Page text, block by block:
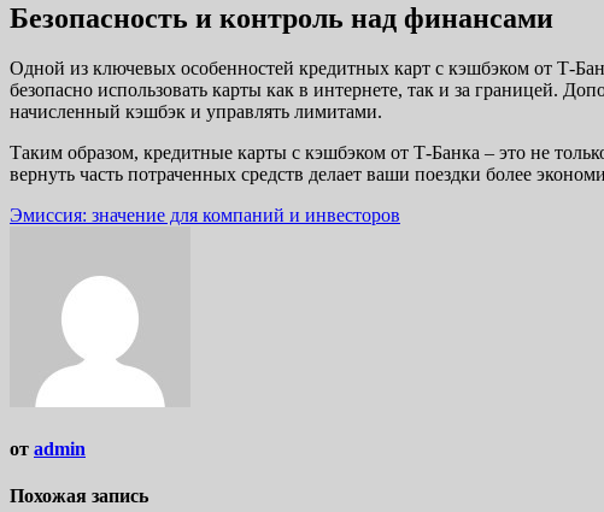
Безопасность и контроль над финансами
Одной из ключевых особенностей кредитных карт с кэшбэком от Т-
безопасно использовать карты как в интернете, так и за границей.
начисленный кэшбэк и управлять лимитами.
Таким образом, кредитные карты с кэшбэком от Т-Банка – это не
вернуть часть потраченных средств делает ваши поездки более
Навигация
записям
Эмиссия: значение для компаний и инвесторов
от admin
Похожая запись